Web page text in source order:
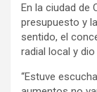
En la ciudad de
presupuesto y
sentido, el
radial local y
“Estuve